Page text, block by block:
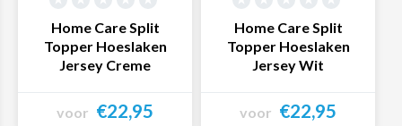
Home Care Split
Topper Hoeslaken
Jersey Creme
voor €22,95
Home Care Split
Topper Hoeslaken
Jersey Wit
voor €22,95